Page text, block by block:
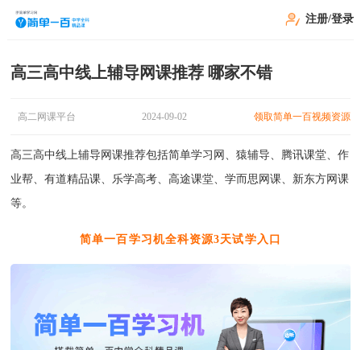
注册/登录
高三高中线上辅导网课推荐 哪家不错
高二网课平台 2024-09-02 领取简单一百视频资源
高三高中线上辅导网课推荐包括简单学习网、‌猿辅导、‌腾讯课堂、‌作
业帮、‌有道精品课、‌乐学高考、‌高途课堂、‌学而思网课、‌新东方网课
等。‌
简单一百学习机全科资源3天试学入口